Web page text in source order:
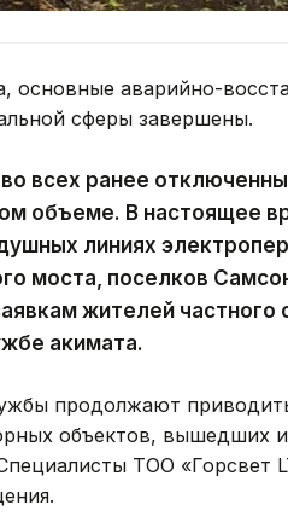
основные аварийно-
сферы завершены.
всех ранее
объеме. В настоящее
линиях
моста, поселков
жителей частного
акимата.
продолжают
объектов, вышедших
ТОО «Горсвет